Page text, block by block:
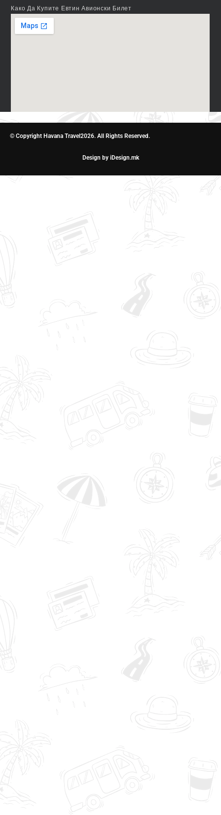
Како Да Купите Евтин Авионски Билет
© Copyright Havana Travel2026. All Rights Reserved.
Design by iDesign.mk